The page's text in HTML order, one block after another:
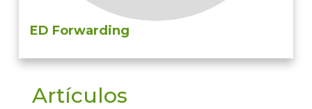
ED Forwarding
Artículos